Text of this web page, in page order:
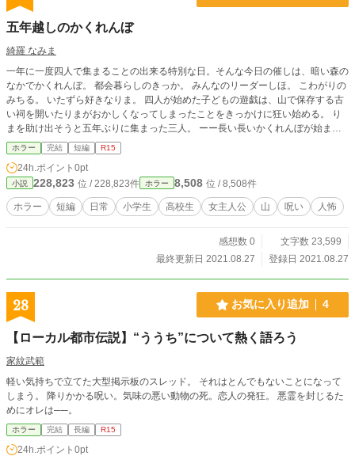
五年越しのかくれんぼ
綺羅 なみま
一年に一度四人で集まることの出来る特別な日。そんな今日の催しは、暗い森の
なかでかくれんぼ。 都会暮らしのきっか。 みんなのリーダーしほ。 こわがりの
みちる。 いたずら好きなりま。 四人が始めた子どもの遊戯は、山で保存する古
い祠を開いたりまがおかしくなってしまったことをきっかけに狂い始める。 り
まを助け出そうと五年ぶりに集まった三人。 ーー長い長いかくれんぼが始まっ
てしまう。 女の怨念を祀る祠を開けたことによる呪いは本当に実在するのか。
その呪いを解き、鬼をやめることは出来るのか。 「りまの中のお前、私達と遊
びたいんでしょう？ 夢のとおりもう一回、かくれんぼをしよう。場所は分かる
ね？ ここからそんなに離れてない。あの場所で、もう一度かくれんぼをしよ
う」 「夢であんたが言ったとおり、朝まで私達が逃げ切れたらこっちの勝ち。
その時は、りまを返してくれる。やろ？」 「うぅ……また、やるのぉ……」
になろう様にも同作掲載予定 なろう様の企画夏ホラーに合わせてかくれんぼ題
ホラー 完結 短編 R15
24h.ポイント 0pt
小説 228,823 位 / 228,823件 ホラー 8,508 位 / 8,508件
ホラー 短編 日常 小学生 高校生 女主人公 山 呪い 人怖
感想数 0
文字数 23,599
最終更新日 2021.08.27
登録日 2021.08.27
28 お気に入り追加 4
【ローカル都市伝説】“ううち”について熱く語ろう
家紋武範
軽い気持ちで立てた大型掲示板のスレッド。 それはとんでもないことになって
しまう。 降りかかる呪い。気味の悪い動物の死。恋人の発狂。 悪霊を封じるた
めにオレは──。
ホラー 完結 長編 R15
24h.ポイント 0pt